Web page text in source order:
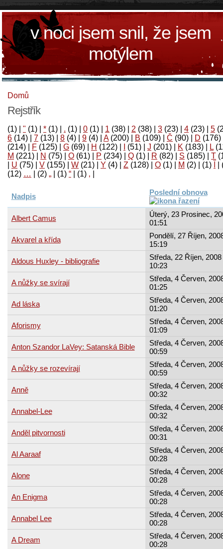
v noci jsem snil, že jsem
motýlem
Domů
Rejstřík
(1) " (1) * (1) . (1) 0 (1) 1 (38) 2 (38) 3 (23) 4 (23) 5
6 (14) 7 (13) 8 (4) 9 (4) A(200) B (109) Č (90) D (176)
(214)
F (125) G (69) H (122) (51) J (201) K (183) L
M (221) N (75) O (61) P (234) Q (1) R (82) S (185) T
U (75) V (155) W (21) Y (4) Z (128) Ο (1) М (2)
(1)
‚
(1)
“
(1)
„
(2)
…
(12)
Nadpis Poslední obnova
Albert Camus
Úterý, 23 Prosinec,
01:51
Akvarel a křída
Pondělí, 27 Říjen,
15:19
Aldous Huxley - bibliografie
Středa, 22 Říjen, 2008
10:23
A nůžky se svírají
Středa, 4 Červen,
01:25
Ad láska
Středa, 4 Červen,
01:20
Aforismy
Středa, 4 Červen,
01:09
Anton Szandor LaVey: Satanská Bible
Středa, 4 Červen,
00:59
A nůžky se rozevírají
Středa, 4 Červen,
00:59
Anně
Středa, 4 Červen,
00:32
Annabel-Lee
Středa, 4 Červen,
00:32
Anděl pitvornosti
Středa, 4 Červen,
00:31
Al Aaraaf
Středa, 4 Červen,
00:28
Alone
Středa, 4 Červen,
00:28
An Enigma
Středa, 4 Červen,
00:28
Annabel Lee
Středa, 4 Červen,
00:28
A Dream
Středa, 4 Červen,
00:28